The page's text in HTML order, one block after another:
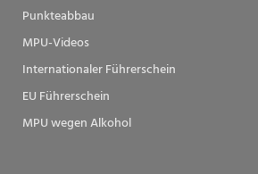
Punkteabbau
MPU-Videos
Internationaler Führerschein
EU Führerschein
MPU wegen Alkohol